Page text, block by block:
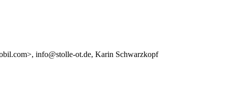
info@stolle-ot.de, Karin Schwarzkopf